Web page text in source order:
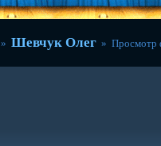
» Шевчук Олег »